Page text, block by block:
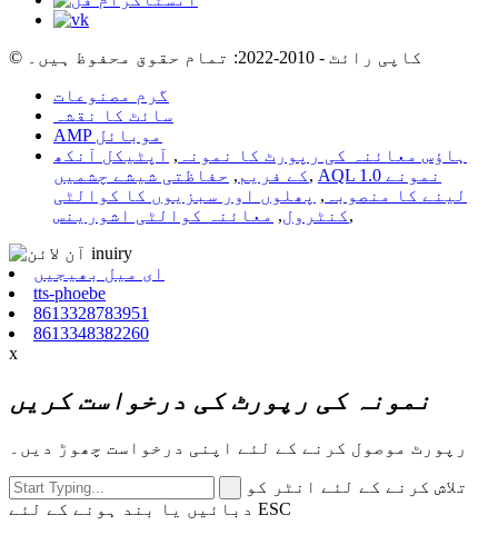
© کاپی رائٹ - 2010-2022: تمام حقوق محفوظ ہیں۔
گرم مصنوعات
سائٹ کا نقشہ
AMP موبائل
ہاؤس معائنہ کی رپورٹ کا نمونہ , آپٹیکل آنکھ
کے فریم , حفاظتی شیشے چشمیں , AQL 1.0 نمونے
لینے کا منصوبہ , پھلوں اور سبزیوں کا کوالٹی
کنٹرول, معائنہ کوالٹی اشورینس ,
ای میل بھیجیں
tts-phoebe
8613328783951
8613348382260
x
نمونہ کی رپورٹ کی درخواست کریں
رپورٹ موصول کرنے کے لئے اپنی درخواست چھوڑ دیں۔
تلاش کرنے کے لئے انٹر کو
دبائیں یا بند ہونے کے لئے ESC